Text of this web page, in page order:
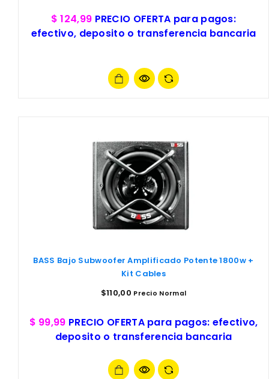
$ 124,99 PRECIO OFERTA para pagos:
efectivo, deposito o transferencia bancaria
BASS Bajo Subwoofer Amplificado Potente 1800w +
Kit Cables
$110,00 Precio Normal
$ 99,99 PRECIO OFERTA para pagos: efectivo,
deposito o transferencia bancaria